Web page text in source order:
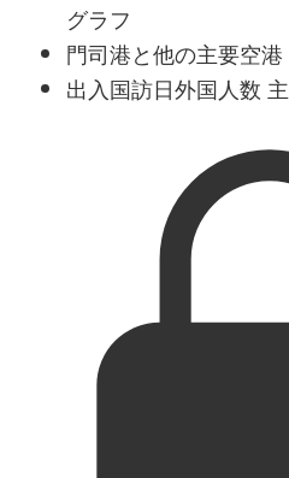
グラフ
門司港と他の主要空
出入国訪日外国人数